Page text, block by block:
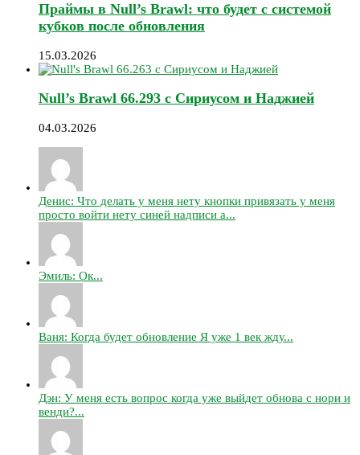
Праймы в Null’s Brawl: что будет с системой
кубков после обновления
15.03.2026
Null’s Brawl 66.293 с Сириусом и Наджией
04.03.2026
Денис: Что делать у меня нету кнопки привязать у меня
просто войти нету синей надписи а...
Эмиль: Ок...
Ваня: Когда будет обновление Я уже 1 век жду...
Дэн: У меня есть вопрос когда уже выйдет обнова с нори и
венди?...